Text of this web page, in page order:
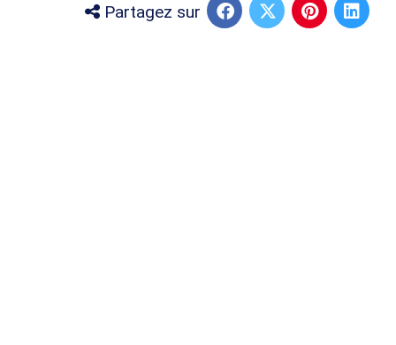
Partagez sur